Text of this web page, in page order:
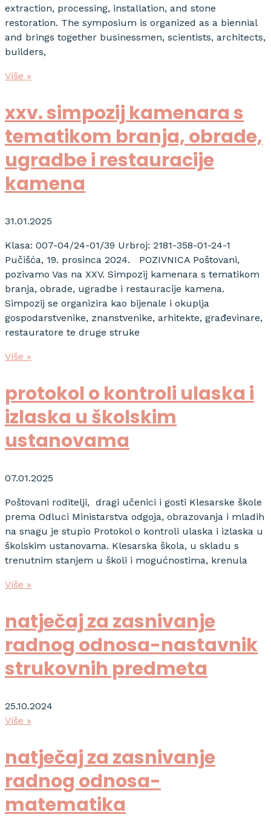
extraction, processing, installation, and stone
restoration. The symposium is organized as a biennial
and brings together businessmen, scientists, architects,
builders,
Više »
xxv. simpozij kamenara s
tematikom branja, obrade,
ugradbe i restauracije
kamena
31.01.2025
Klasa: 007-04/24-01/39 Urbroj: 2181-358-01-24-1
Pučišća, 19. prosinca 2024. POZIVNICA Poštovani,
pozivamo Vas na XXV. Simpozij kamenara s tematikom
branja, obrade, ugradbe i restauracije kamena.
Simpozij se organizira kao bijenale i okuplja
gospodarstvenike, znanstvenike, arhitekte, građevinare,
restauratore te druge struke
Više »
protokol o kontroli ulaska i
izlaska u školskim
ustanovama
07.01.2025
Poštovani roditelji, dragi učenici i gosti Klesarske škole
prema Odluci Ministarstva odgoja, obrazovanja i mladih
na snagu je stupio Protokol o kontroli ulaska i izlaska u
školskim ustanovama. Klesarska škola, u skladu s
trenutnim stanjem u školi i mogućnostima, krenula
Više »
natječaj za zasnivanje
radnog odnosa-nastavnik
strukovnih predmeta
25.10.2024
Više »
natječaj za zasnivanje
radnog odnosa-
matematika